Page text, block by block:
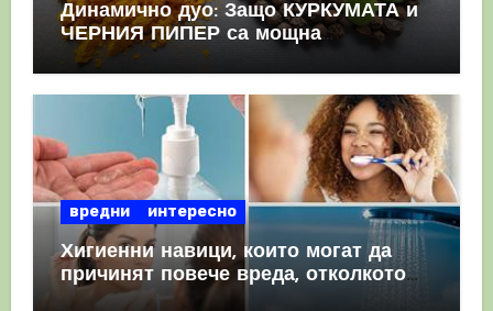
Динамично дуо: Защо КУРКУМАТА и
ЧЕРНИЯ ПИПЕР са мощна
комбинация
вредни интересно
Хигиенни навици, които могат да
причинят повече вреда, отколкото
полза